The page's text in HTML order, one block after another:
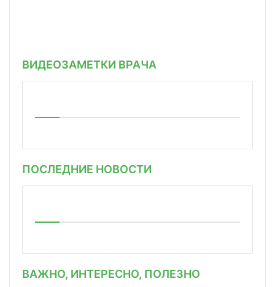
ВИДЕОЗАМЕТКИ ВРАЧА
ПОСЛЕДНИЕ НОВОСТИ
ВАЖНО, ИНТЕРЕСНО, ПОЛЕЗНО